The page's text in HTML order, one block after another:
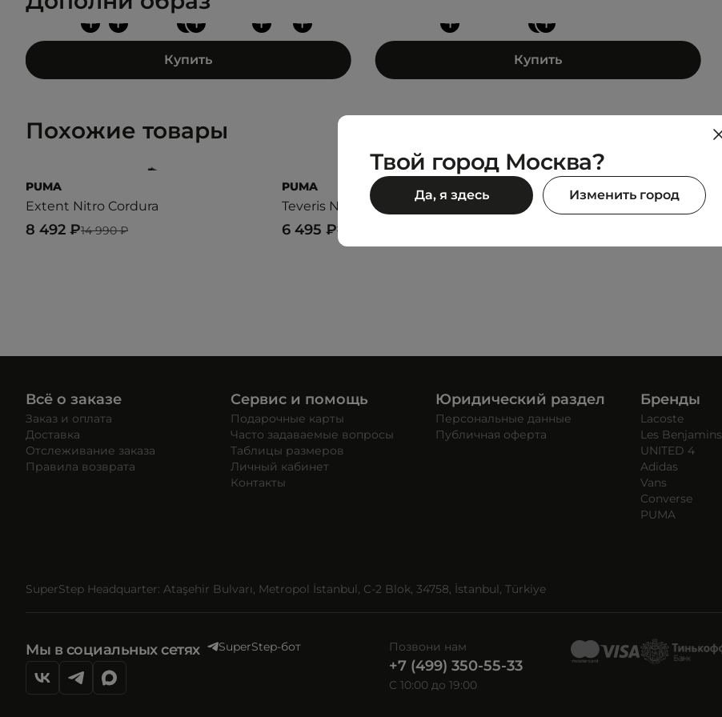
+
+
+ + +
+
Купить
+
+ +
Купить
Похожие товары
PUMA
Extent Nitro Cordura
14 990 ₽
8 492 ₽
PUMA
Teveris Nitro
12 990 ₽
6 495 ₽
PUMA
Morphic
Всё о заказе
Заказ и оплата
Доставка
Отслеживание заказа
Правила возврата
Сервис и помощь
Подарочные карты
Часто задаваемые вопросы
Таблицы размеров
Личный кабинет
Контакты
Юридический раздел
Персональные данные
Публичная оферта
Бренды
Lacoste
Les Benjamins
UNITED 4
Adidas
Vans
Converse
PUMA
SuperStep Headquarter: Ataşehir Bulvarı, Metropol İstanbul, C-2 Blok, 34758, İstanbul, Türkiye
Мы в социальных сетях SuperStep-бот Позвони нам
+7 (499) 350-55-33
C 10:00 до 19:00
Твой город Москва?
Да, я здесь Изменить город